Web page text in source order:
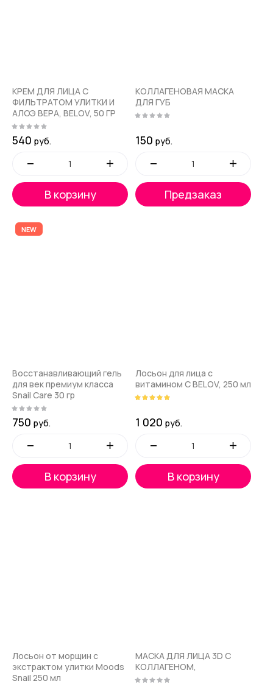
КРЕМ ДЛЯ ЛИЦА С
ФИЛЬТРАТОМ УЛИТКИ И
АЛОЭ ВЕРА, BELOV, 50 ГР
540 руб.
В корзину
КОЛЛАГЕНОВАЯ МАСКА
ДЛЯ ГУБ
150 руб.
Предзаказ
NEW
Восстанавливающий гель
для век премиум класса
Snail Care 30 гр
750 руб.
В корзину
Лосьон для лица с
витамином С BELOV, 250 мл
1 020 руб.
В корзину
Лосьон от морщин с
экстрактом улитки Moods
Snail 250 мл
МАСКА ДЛЯ ЛИЦА 3D С
КОЛЛАГЕНОМ,